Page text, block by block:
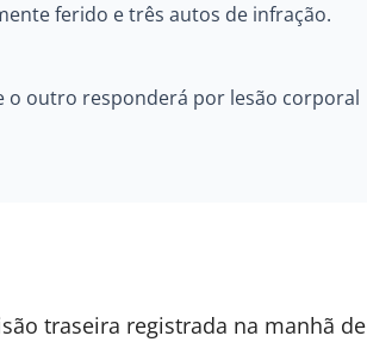
ferido e três autos de infração.
o outro responderá por lesão corporal
traseira registrada na manhã de